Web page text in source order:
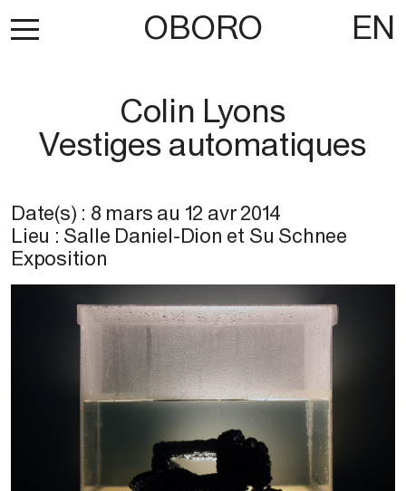
OBORO EN
Colin Lyons
Vestiges automatiques
Date(s) : 8 mars au 12 avr 2014
Lieu : Salle Daniel-Dion et Su Schnee
Exposition